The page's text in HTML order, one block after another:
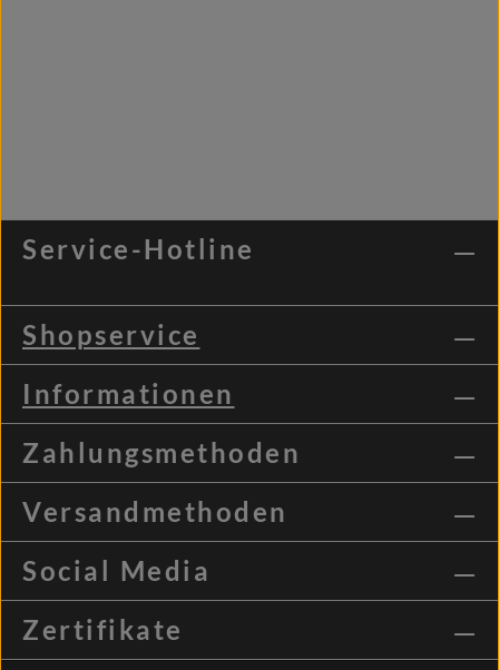
Service-Hotline
Shopservice
Informationen
Zahlungsmethoden
Versandmethoden
Social Media
Zertifikate